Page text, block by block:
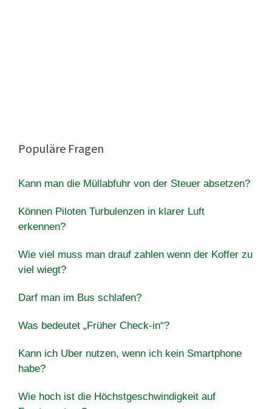
Populäre Fragen
Kann man die Müllabfuhr von der Steuer absetzen?
Können Piloten Turbulenzen in klarer Luft
erkennen?
Wie viel muss man drauf zahlen wenn der Koffer zu
viel wiegt?
Darf man im Bus schlafen?
Was bedeutet „Früher Check-in“?
Kann ich Uber nutzen, wenn ich kein Smartphone
habe?
Wie hoch ist die Höchstgeschwindigkeit auf